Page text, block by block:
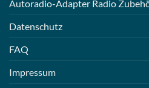
Autoradio-Adapter Radio
Datenschutz
FAQ
Impressum